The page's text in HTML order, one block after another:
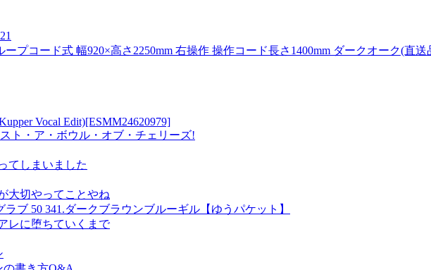
プコード式 幅920×高さ2250mm 右操作 操作コード長さ1400mm ダークオーク(直送
Vocal Edit)[ESMM24620979]
ト・ア・ボウル・オブ・チェリーズ!
てしまいました
大切やってことやね
ブ 50 341.ダークブラウンブルーギル【ゆうパケット】
レに堕ちていくまで